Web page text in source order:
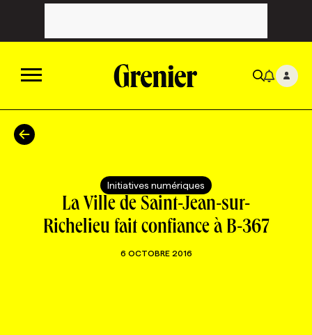
ACTUALITÉS
CATÉGORIES
TOUTES LES CATÉGORIES
CHRONIQUES
FORFAITS ABONNEMENT
INFOLETTRES
Initiatives numériques
La Ville de Saint-Jean-sur-
Richelieu fait confiance à B-367
6 OCTOBRE 2016